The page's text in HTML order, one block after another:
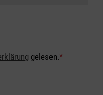
gelesen.*